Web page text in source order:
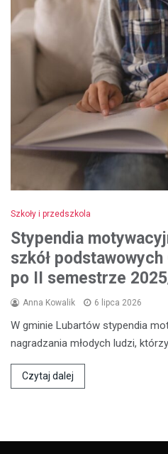
Szkoły i przedszkola
Stypendia
szkół
po II semestrze
Anna Kowalik 6 lipca 2026
W gminie Lubartów stypendia
nagradzania młodych ludzi,
Czytaj dalej